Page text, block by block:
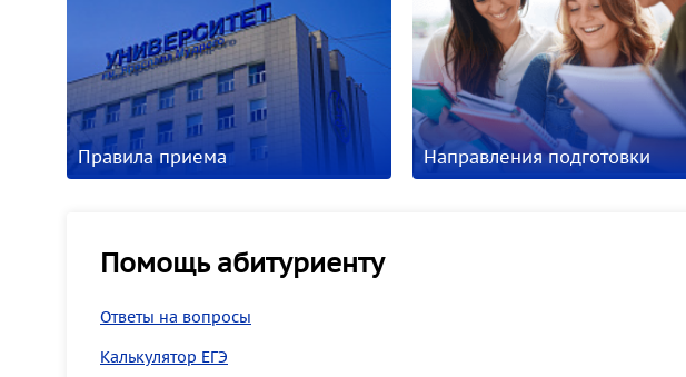
Правила приема Направления подготовки
Помощь абитуриенту
Ответы на вопросы
Калькулятор ЕГЭ